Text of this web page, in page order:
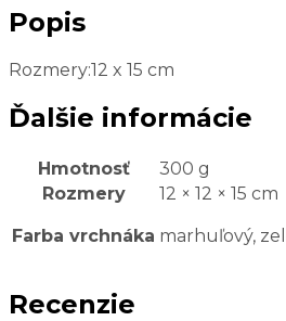
Popis
Rozmery:12 x 15 cm
Ďalšie informácie
Hmotnosť
300 g
Rozmery
12 × 12 × 15 cm
Farba vrchnáka marhuľový,
Recenzie